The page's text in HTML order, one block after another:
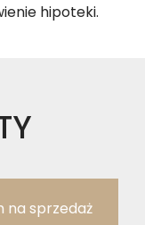
hipoteki.
na sprzedaż